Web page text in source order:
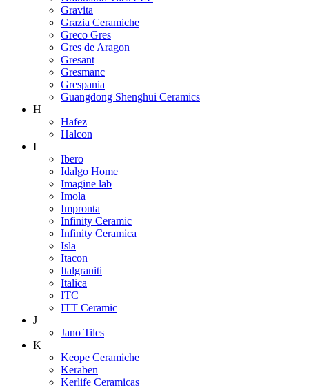
Gravita
Grazia Ceramiche
Greco Gres
Gres de Aragon
Gresant
Gresmanc
Grespania
Guangdong Shenghui Ceramics
H
Hafez
Halcon
I
Ibero
Idalgo Home
Imagine lab
Imola
Impronta
Infinity Ceramic
Infinity Ceramica
Isla
Itacon
Italgraniti
Italica
ITC
ITT Ceramic
J
Jano Tiles
K
Keope Ceramiche
Keraben
Kerlife Ceramicas